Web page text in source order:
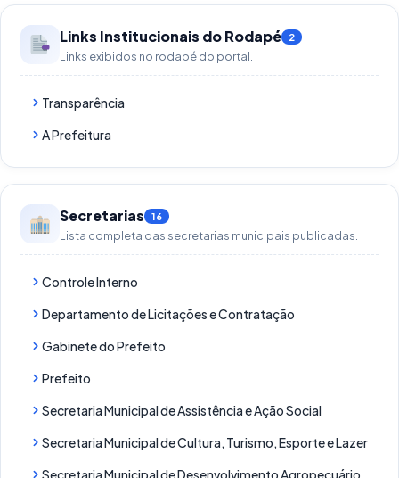
Links Institucionais do Rodapé 2
Links exibidos no rodapé do portal.
Transparência
A Prefeitura
Secretarias 16
Lista completa das secretarias municipais publicadas.
Controle Interno
Departamento de Licitações e Contratação
Gabinete do Prefeito
Prefeito
Secretaria Municipal de Assistência e Ação Social
Secretaria Municipal de Cultura, Turismo, Esporte e Lazer
Secretaria Municipal de Desenvolvimento Agropecuário